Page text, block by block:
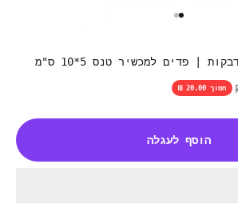
| פדים למכשיר טנס 5*10 ס"מ
חסוך 20.00 ₪
הוסף לעגלה